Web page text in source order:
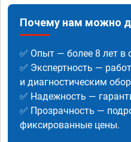
Почему нам можно
✅ Опыт — более 8 лет в
✅ Экспертность —
и диагностическим
✅ Надежность —
✅ Прозрачность —
фиксированные цены.